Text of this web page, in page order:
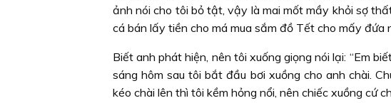
ảnh nói cho tôi bỏ tật, vậy là mai mốt mầy khỏi sợ
cá bán lấy tiền cho má mua sắm đồ Tết cho mấy đứa
Biết anh phát hiện, nên tôi xuống giọng nói lại: “Em
sáng hôm sau tôi bắt đầu bơi xuồng cho anh chài.
kéo chài lên thì tôi kềm hỏng nổi, nên chiếc xuồng cứ